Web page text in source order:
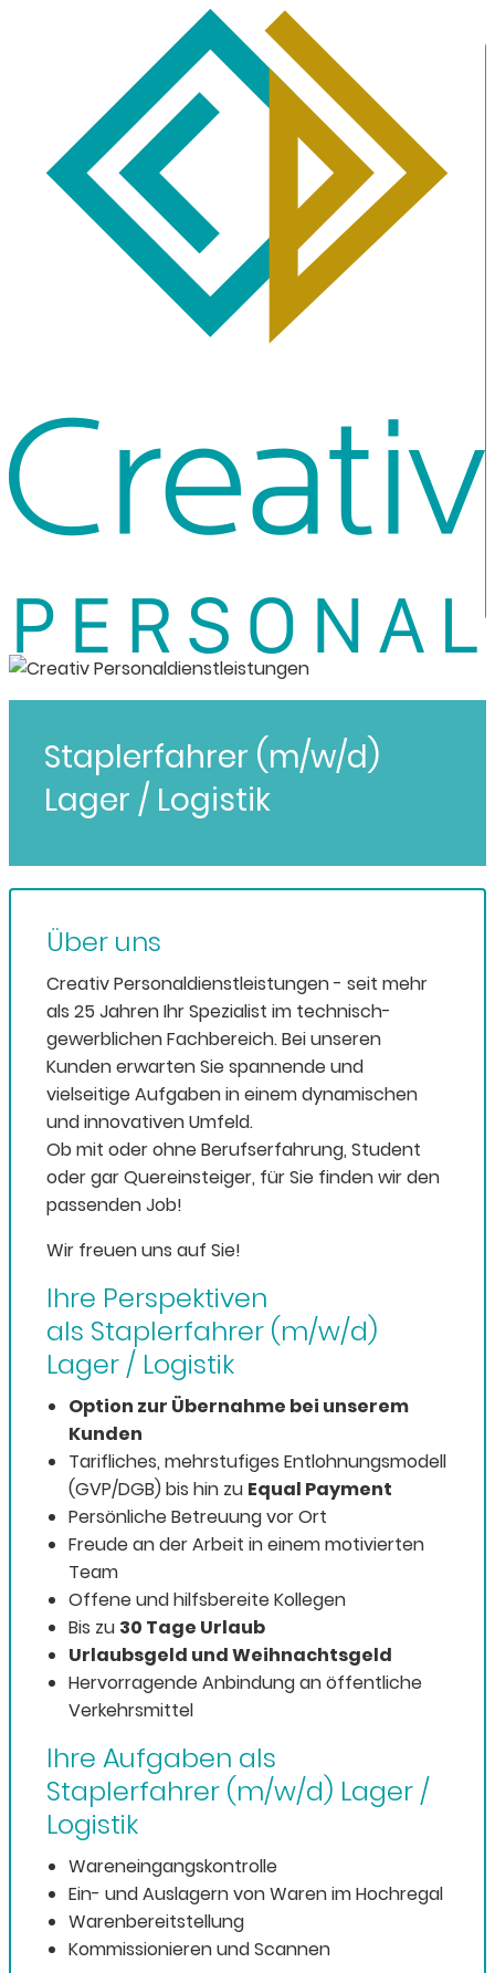
Staplerfahrer (m/w/d)
Lager / Logistik
Über uns
Creativ Personaldienstleistungen - seit mehr
als 25 Jahren Ihr Spezialist im technisch-
gewerblichen Fachbereich. Bei unseren
Kunden erwarten Sie spannende und
vielseitige Aufgaben in einem dynamischen
und innovativen Umfeld.
Ob mit oder ohne Berufserfahrung, Student
oder gar Quereinsteiger, für Sie finden wir den
passenden Job!
Wir freuen uns auf Sie!
Ihre Perspektiven
als Staplerfahrer (m/w/d)
Lager / Logistik
Option zur Übernahme bei unserem
Kunden
Tarifliches, mehrstufiges Entlohnungsmodell
(GVP/DGB) bis hin zu Equal Payment
Persönliche Betreuung vor Ort
Freude an der Arbeit in einem motivierten
Team
Offene und hilfsbereite Kollegen
Bis zu 30 Tage Urlaub
Urlaubsgeld und Weihnachtsgeld
Hervorragende Anbindung an öffentliche
Verkehrsmittel
Ihre Aufgaben als
Staplerfahrer (m/w/d) Lager /
Logistik
Wareneingangskontrolle
Ein- und Auslagern von Waren im Hochregal
Warenbereitstellung
Kommissionieren undScannen